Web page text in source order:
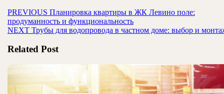
Навигация
по
PREVIOUS Предыдущая
запись:
Планировка квартиры в ЖК Левино поле:
продуманность и функциональность
NEXT Следующая
Трубы для водопровода в частном доме: выбор и
Related Post